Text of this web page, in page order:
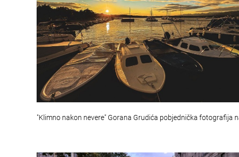
"Klimno nakon nevere" Gorana Grudića pobjednička fotografija